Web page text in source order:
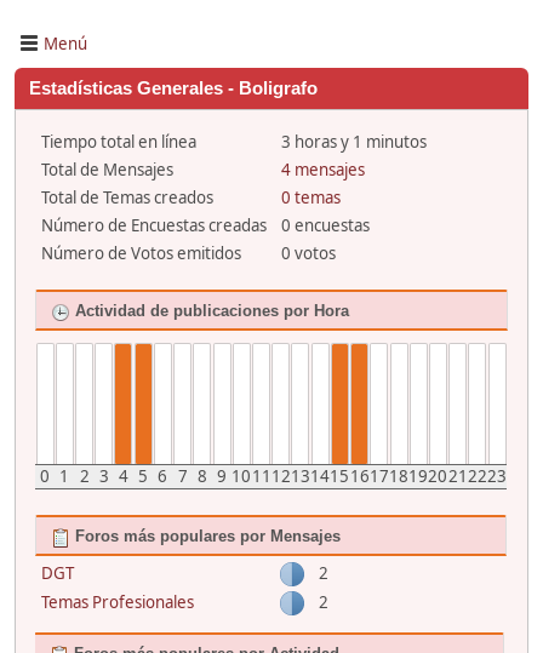
Menú
Estadísticas Generales - Boligrafo
Tiempo total en línea
3 horas y 1 minutos
Total de Mensajes
4 mensajes
Total de Temas creados
0 temas
Número de Encuestas creadas
0 encuestas
Número de Votos emitidos
0 votos
Actividad de publicaciones por Hora
0 1 2 3 4 5 6 7 8 9 1011 121314151617181920212223
Foros más populares por Mensajes
DGT
2
Temas Profesionales
2